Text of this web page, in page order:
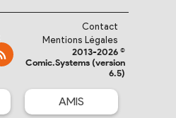
Contact
Mentions Légales
2013-2026 ©
Comic.Systems (version
6.5)
AMIS